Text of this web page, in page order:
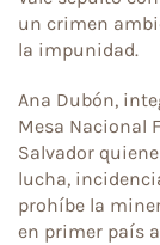
un crimen
la impunidad.
Ana Dubón,
Mesa Nacional
Salvador
lucha,
prohíbe la
en primer país